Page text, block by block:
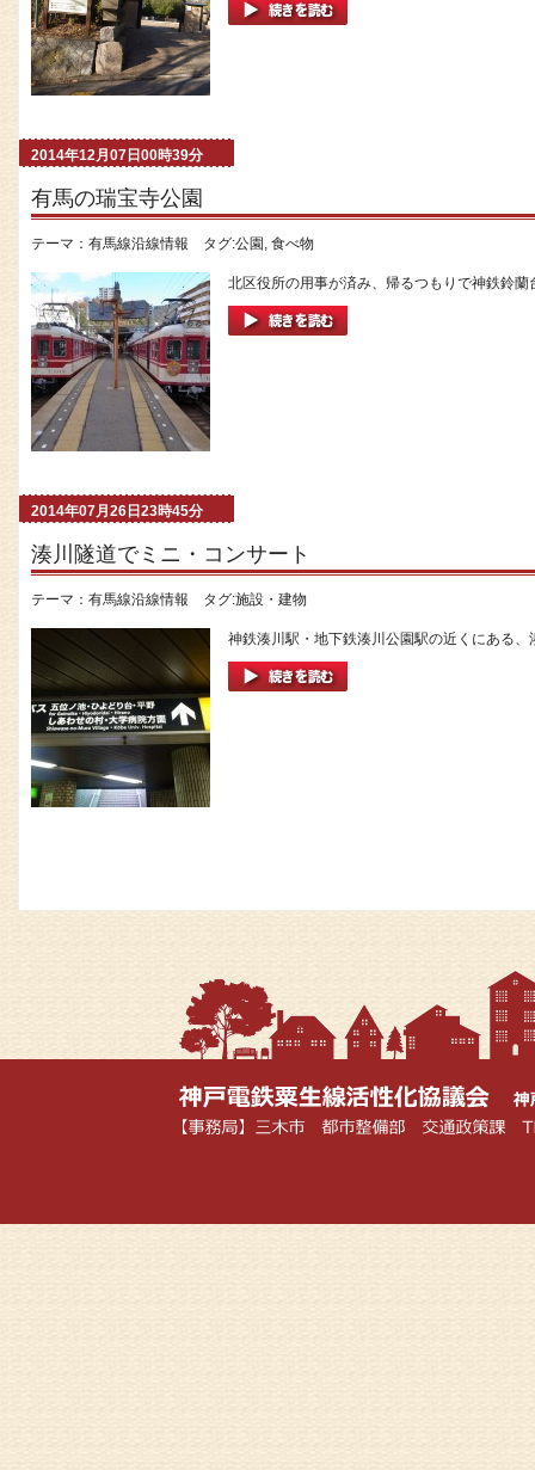
2014年12月07日00時39分
有馬の瑞宝寺公園
テーマ： 有馬線沿線情報 タグ:公園 , 食べ物
北区役所の用事が済み、帰るつもりで神鉄鈴
2014年07月26日23時45分
湊川隧道でミニ・コンサート
テーマ： 有馬線沿線情報 タグ:施設・建物
神鉄湊川駅・地下鉄湊川公園駅の近くにある